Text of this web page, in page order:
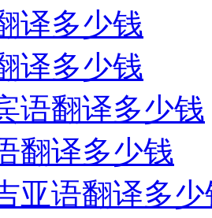
译多少钱
译多少钱
语翻译多少钱
翻译多少钱
亚语翻译多少